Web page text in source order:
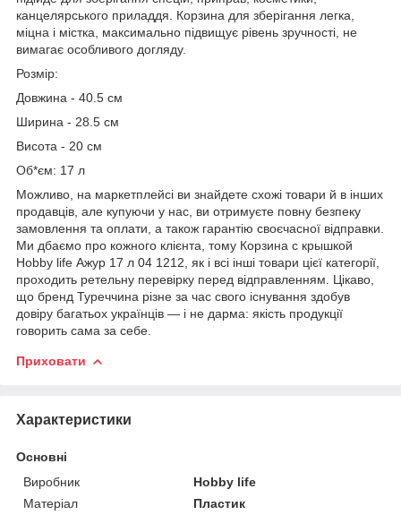
канцелярського приладдя. Корзина для зберігання легка,
міцна і містка, максимально підвищує рівень зручності, не
вимагає особливого догляду.
Розмір:
Довжина - 40.5 см
Ширина - 28.5 см
Висота - 20 см
Об*єм: 17 л
Можливо, на маркетплейсі ви знайдете схожі товари й в інших
продавців, але купуючи у нас, ви отримуєте повну безпеку
замовлення та оплати, а також гарантію своєчасної відправки.
Ми дбаємо про кожного клієнта, тому Корзина с крышкой
Hobby life Ажур 17 л 04 1212, як і всі інші товари цієї категорії,
проходить ретельну перевірку перед відправленням. Цікаво,
що бренд Туреччина різне за час свого існування здобув
довіру багатьох українців — і не дарма: якість продукції
говорить сама за себе.
Приховати
Характеристики
Основні
Виробник
Hobby life
Матеріал
Пластик